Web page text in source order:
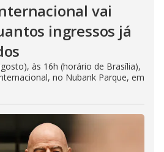
vai
ingressos já
às 16h (horário de Brasília),
no Nubank Parque, em